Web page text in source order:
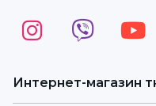
Интернет-магазин